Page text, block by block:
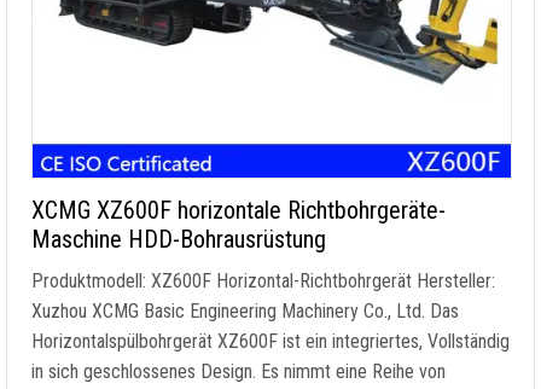
XCMG XZ600F horizontale Richtbohrgeräte-
Maschine HDD-Bohrausrüstung
Produktmodell: XZ600F Horizontal-Richtbohrgerät Hersteller:
Xuzhou XCMG Basic Engineering Machinery Co., Ltd. Das
Horizontalspülbohrgerät XZ600F ist ein integriertes, Vollständig
in sich geschlossenes Design. Es nimmt eine Reihe von